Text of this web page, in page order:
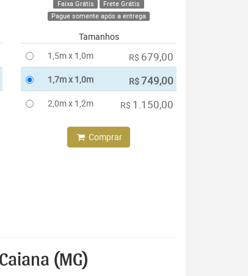
Faixa Grátis
Frete Grátis
Pague somente após a entrega
Tamanhos
1,5m x 1,0m
R$ 679,00
1,7m x 1,0m R$749,00
2,0m x 1,2m R$ 1.150,00
Comprar
(MG)